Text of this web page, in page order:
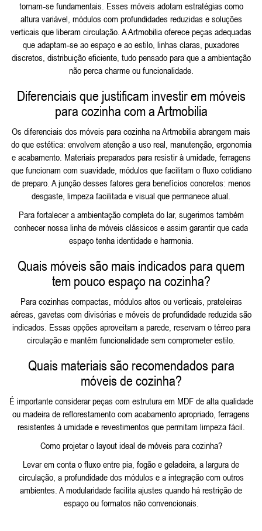
tornam‑se fundamentais. Esses móveis adotam estratégias como
altura variável, módulos com profundidades reduzidas e soluções
verticais que liberam circulação. A Artmobilia oferece peças adequadas
que adaptam‑se ao espaço e ao estilo, linhas claras, puxadores
discretos, distribuição eficiente, tudo pensado para que a ambientação
não perca charme ou funcionalidade.
Diferenciais que justificam investir em móveis
para cozinha com a Artmobilia
Os diferenciais dos móveis para cozinha na Artmobilia abrangem mais
do que estética: envolvem atenção a uso real, manutenção, ergonomia
e acabamento. Materiais preparados para resistir à umidade, ferragens
que funcionam com suavidade, módulos que facilitam o fluxo cotidiano
de preparo. A junção desses fatores gera benefícios concretos: menos
desgaste, limpeza facilitada e visual que permanece atual.
Para fortalecer a ambientação completa do lar, sugerimos também
conhecer nossa linha de móveis clássicos e assim garantir que cada
espaço tenha identidade e harmonia.
Quais móveis são mais indicados para quem
tem pouco espaço na cozinha?
Para cozinhas compactas, módulos altos ou verticais, prateleiras
aéreas, gavetas com divisórias e móveis de profundidade reduzida são
indicados. Essas opções aproveitam a parede, reservam o térreo para
circulação e mantêm funcionalidade sem comprometer estilo.
Quais materiais são recomendados para
móveis de cozinha?
É importante considerar peças com estrutura em MDF de alta qualidade
ou madeira de reflorestamento com acabamento apropriado, ferragens
resistentes à umidade e revestimentos que permitam limpeza fácil.
Como projetar o layout ideal de móveis para cozinha?
Levar em conta o fluxo entre pia, fogão e geladeira, a largura de
circulação, a profundidade dos módulos e a integração com outros
ambientes. A modularidade facilita ajustes quando há restrição de
espaço ou formatos não convencionais.